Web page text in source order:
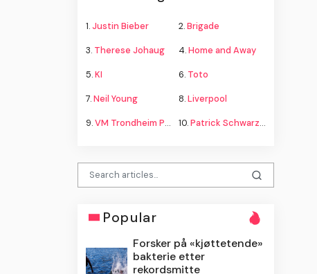
1.Justin Bieber 2.Brigade
3. Therese Johaug 4.Home and Away
5.KI 6. Toto
7.Neil Young 8.Liverpool
9.VM Trondheim Program 10.Patrick Schwarzenegger
Popular
Forsker på «kjøttetende»
bakterie etter
rekordsmitte